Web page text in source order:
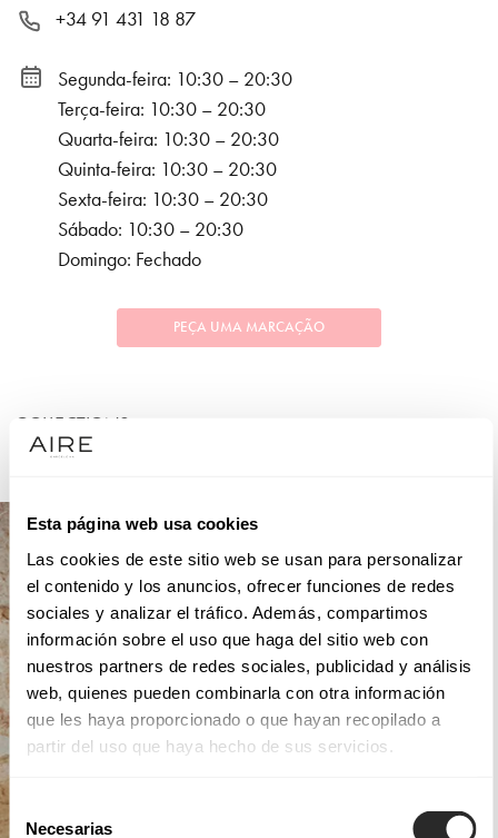
Esta página web usa cookies
Las cookies de este sitio web se usan para personalizar
el contenido y los anuncios, ofrecer funciones de redes
sociales y analizar el tráfico. Además, compartimos
información sobre el uso que haga del sitio web con
nuestros partners de redes sociales, publicidad y análisis
web, quienes pueden combinarla con otra información
que les haya proporcionado o que hayan recopilado a
partir del uso que haya hecho de sus servicios.
Selección
Necesarias
+34 91 431 18 87
Segunda-feira: 10:30 – 20:30
Terça-feira: 10:30 – 20:30
Quarta-feira: 10:30 – 20:30
Quinta-feira: 10:30 – 20:30
Sexta-feira: 10:30 – 20:30
Sábado: 10:30 – 20:30
Domingo: Fechado
PEÇA UMA MARCAÇÃO
COLLECTIONS